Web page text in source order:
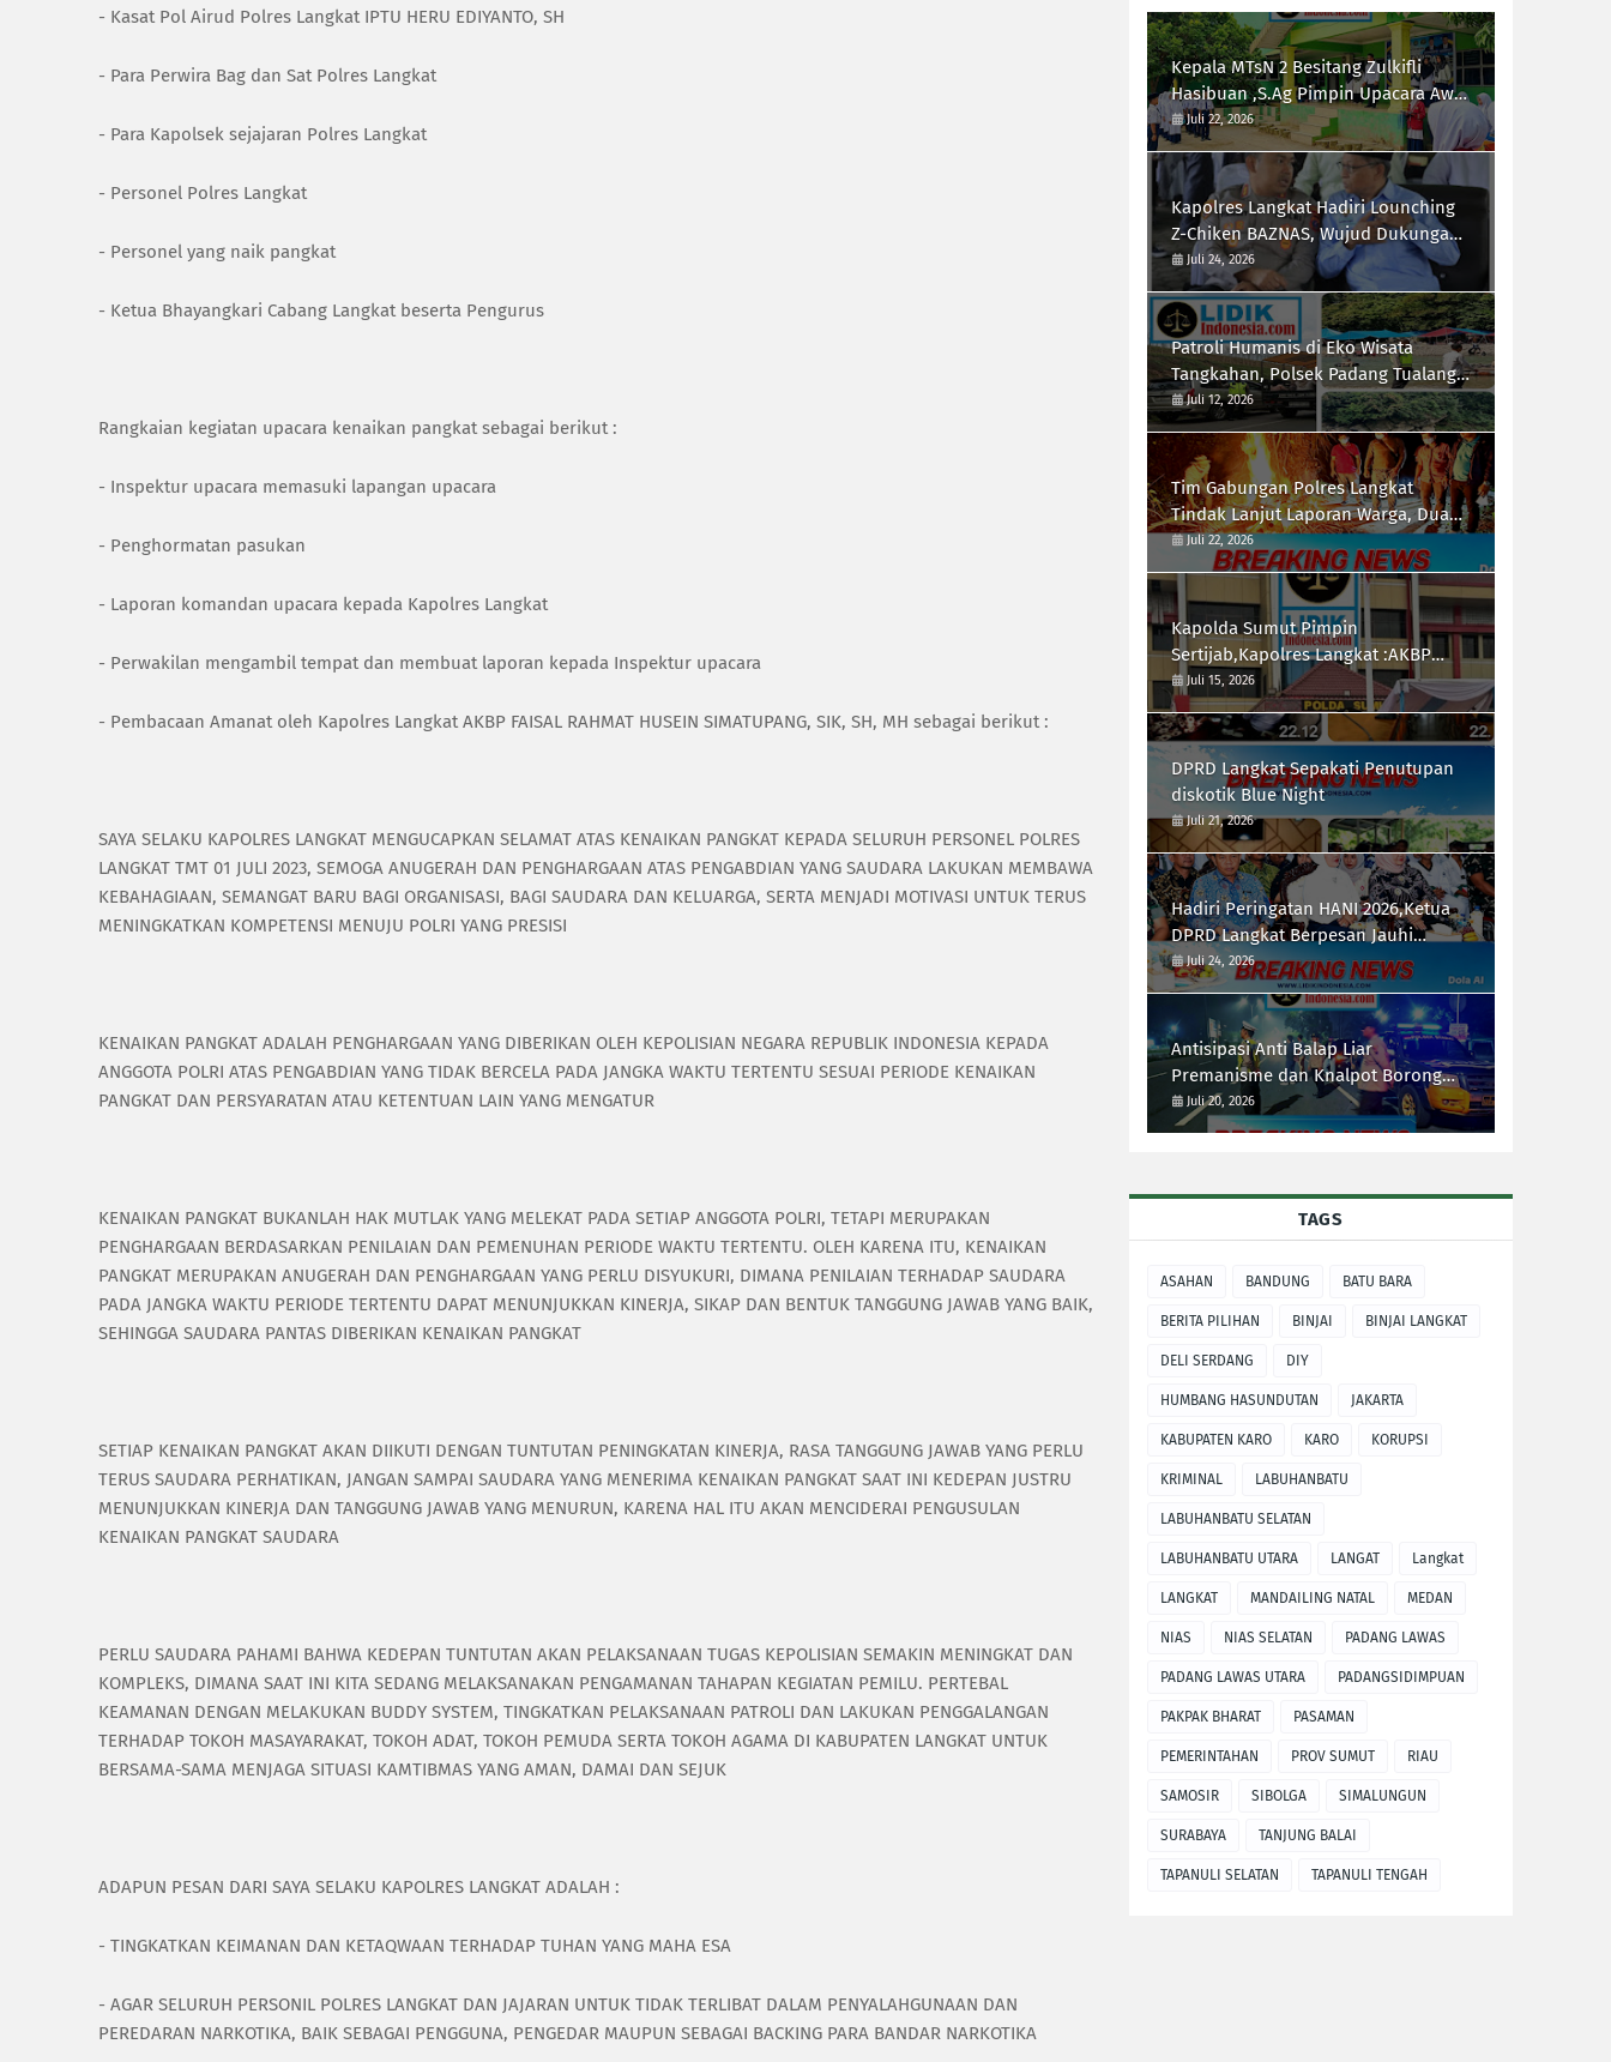
- Kasat Pol Airud Polres Langkat IPTU HERU EDIYANTO, SH
- Para Perwira Bag dan Sat Polres Langkat
- Para Kapolsek sejajaran Polres Langkat
- Personel Polres Langkat
- Personel yang naik pangkat
- Ketua Bhayangkari Cabang Langkat beserta Pengurus
Rangkaian kegiatan upacara kenaikan pangkat sebagai berikut :
- Inspektur upacara memasuki lapangan upacara
- Penghormatan pasukan
- Laporan komandan upacara kepada Kapolres Langkat
- Perwakilan mengambil tempat dan membuat laporan kepada Inspektur upacara
- Pembacaan Amanat oleh Kapolres Langkat AKBP FAISAL RAHMAT HUSEIN SIMATUPANG, SIK, SH, MH sebagai berikut :
SAYA SELAKU KAPOLRES LANGKAT MENGUCAPKAN SELAMAT ATAS KENAIKAN PANGKAT KEPADA SELURUH PERSONEL POLRES
LANGKAT TMT 01 JULI 2023, SEMOGA ANUGERAH DAN PENGHARGAAN ATAS PENGABDIAN YANG SAUDARA LAKUKAN MEMBAWA
KEBAHAGIAAN, SEMANGAT BARU BAGI ORGANISASI, BAGI SAUDARA DAN KELUARGA, SERTA MENJADI MOTIVASI UNTUK TERUS
MENINGKATKAN KOMPETENSI MENUJU POLRI YANG PRESISI
KENAIKAN PANGKAT ADALAH PENGHARGAAN YANG DIBERIKAN OLEH KEPOLISIAN NEGARA REPUBLIK INDONESIA KEPADA
ANGGOTA POLRI ATAS PENGABDIAN YANG TIDAK BERCELA PADA JANGKA WAKTU TERTENTU SESUAI PERIODE KENAIKAN
PANGKAT DAN PERSYARATAN ATAU KETENTUAN LAIN YANG MENGATUR
KENAIKAN PANGKAT BUKANLAH HAK MUTLAK YANG MELEKAT PADA SETIAP ANGGOTA POLRI, TETAPI MERUPAKAN
PENGHARGAAN BERDASARKAN PENILAIAN DAN PEMENUHAN PERIODE WAKTU TERTENTU. OLEH KARENA ITU, KENAIKAN
PANGKAT MERUPAKAN ANUGERAH DAN PENGHARGAAN YANG PERLU DISYUKURI, DIMANA PENILAIAN TERHADAP SAUDARA
PADA JANGKA WAKTU PERIODE TERTENTU DAPAT MENUNJUKKAN KINERJA, SIKAP DAN BENTUK TANGGUNG JAWAB YANG BAIK,
SEHINGGA SAUDARA PANTAS DIBERIKAN KENAIKAN PANGKAT
SETIAP KENAIKAN PANGKAT AKAN DIIKUTI DENGAN TUNTUTAN PENINGKATAN KINERJA, RASA TANGGUNG JAWAB YANG PERLU
TERUS SAUDARA PERHATIKAN, JANGAN SAMPAI SAUDARA YANG MENERIMA KENAIKAN PANGKAT SAAT INI KEDEPAN JUSTRU
MENUNJUKKAN KINERJA DAN TANGGUNG JAWAB YANG MENURUN, KARENA HAL ITU AKAN MENCIDERAI PENGUSULAN
KENAIKAN PANGKAT SAUDARA
PERLU SAUDARA PAHAMI BAHWA KEDEPAN TUNTUTAN AKAN PELAKSANAAN TUGAS KEPOLISIAN SEMAKIN MENINGKAT DAN
KOMPLEKS, DIMANA SAAT INI KITA SEDANG MELAKSANAKAN PENGAMANAN TAHAPAN KEGIATAN PEMILU. PERTEBAL
KEAMANAN DENGAN MELAKUKAN BUDDY SYSTEM, TINGKATKAN PELAKSANAAN PATROLI DAN LAKUKAN PENGGALANGAN
TERHADAP TOKOH MASAYARAKAT, TOKOH ADAT, TOKOH PEMUDA SERTA TOKOH AGAMA DI KABUPATEN LANGKAT UNTUK
BERSAMA-SAMA MENJAGA SITUASI KAMTIBMAS YANG AMAN, DAMAI DAN SEJUK
ADAPUN PESAN DARI SAYA SELAKU KAPOLRES LANGKAT ADALAH :
- TINGKATKAN KEIMANAN DAN KETAQWAAN TERHADAP TUHAN YANG MAHA ESA
- AGAR SELURUH PERSONIL POLRES LANGKAT DAN JAJARAN UNTUK TIDAK TERLIBAT DALAM PENYALAHGUNAAN DAN
PEREDARAN NARKOTIKA, BAIK SEBAGAI PENGGUNA, PENGEDAR MAUPUN SEBAGAI BACKING PARA BANDAR NARKOTIKA
Kepala MTsN 2 Besitang Zulkifli
Hasibuan ,S.Ag Pimpin Upacara Awal
Semester,Siapkan Generasi
Berkarakter dan Berprestasi
Juli 22, 2026
Kapolres Langkat Hadiri Lounching
Z-Chiken BAZNAS, Wujud Dukungan
Polri Terhadap Pemberdayaan
Ekonomi Masyarakat
Juli 24, 2026
Patroli Humanis di Eko Wisata
Tangkahan, Polsek Padang Tualang
Himbau Pengunjung Utamakan
Keselamatan
Juli 12, 2026
Tim Gabungan Polres Langkat
Tindak Lanjut Laporan Warga, Dua
Titik di Duga Lokasi Penyalah
Gunaan Narkoba di Desa Bubun di
Musnahkan
Juli 22, 2026
Kapolda Sumut Pimpin
Sertijab,Kapolres Langkat :AKBP
Hannry PH.Tambunan S.E ,S.I.K,
Resmi Menjabat
Juli 15, 2026
DPRD Langkat Sepakati Penutupan
diskotik Blue Night
Juli 21, 2026
Hadiri Peringatan HANI 2026,Ketua
DPRD Langkat Berpesan Jauhi
Narkotika
Juli 24, 2026
Antisipasi Anti Balap Liar
Premanisme dan Knalpot Borong
Tim UKL Polres Langkat Laksanakan
Patroli Malam
Juli 20, 2026
TAGS
ASAHAN BANDUNG BATU BARA
BERITA PILIHAN BINJAI BINJAI LANGKAT
DELI SERDANG DIY
HUMBANG HASUNDUTAN JAKARTA
KABUPATEN KARO KARO KORUPSI
KRIMINAL LABUHANBATU
LABUHANBATU SELATAN
LABUHANBATU UTARA LANGAT Langkat
LANGKAT MANDAILING NATAL MEDAN
NIAS NIAS SELATAN PADANG LAWAS
PADANG LAWAS UTARA PADANGSIDIMPUAN
PAKPAK BHARAT PASAMAN
PEMERINTAHAN PROV SUMUT RIAU
SAMOSIR SIBOLGA SIMALUNGUN
SURABAYA TANJUNG BALAI
TAPANULI SELATAN TAPANULI TENGAH